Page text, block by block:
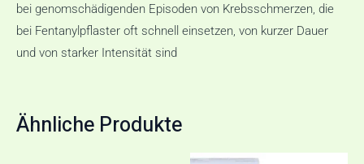
bei genomschädigenden Episoden von Krebsschmerzen, die
bei Fentanylpflaster oft schnell einsetzen, von kurzer Dauer
und von starker Intensität sind
Ähnliche Produkte